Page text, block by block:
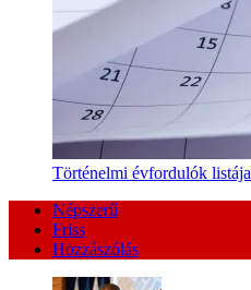
Történelmi évfordulók listája
Népszerű
Friss
Hozzászólás